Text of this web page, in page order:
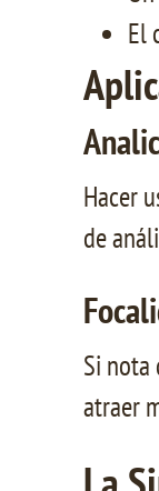
El
Hacer
de
Si nota
atraer